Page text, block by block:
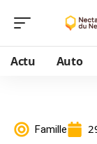
Actu Auto
Famille